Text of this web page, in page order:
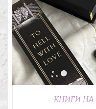
КНИГИ НА